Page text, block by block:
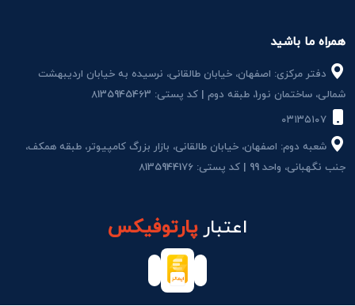
همراه ما باشید
دفتر مرکزی: اصفهان، خیابان طالقانی، نرسیده به خیابان اردیبهشت
شمالی، ساختمان نور1، طبقه دوم | کد پستی: 8135945463
شعبه دوم: اصفهان، خیابان طالقانی، بازار بزرگ کامپیوتر، طبقه همکف،
جنب نگهبانی، واحد 99 | کد پستی: 8135944176
اعتبارپارتوفیکس